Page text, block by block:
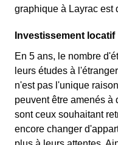
graphique à Layrac est
Investissement
En 5 ans, le nombre
leurs études à
n'est pas l'unique
peuvent être amenés à
sont ceux souhaitant
encore changer